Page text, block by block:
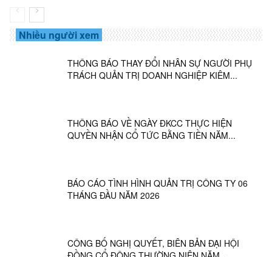
Nhiều người xem
THÔNG BÁO THAY ĐỔI NHÂN SỰ NGƯỜI PHỤ
TRÁCH QUẢN TRỊ DOANH NGHIỆP KIÊM...
THÔNG BÁO VỀ NGÀY ĐKCC THỰC HIỆN
QUYỀN NHẬN CỔ TỨC BẰNG TIỀN NĂM...
BÁO CÁO TÌNH HÌNH QUẢN TRỊ CÔNG TY 06
THÁNG ĐẦU NĂM 2026
CÔNG BỐ NGHỊ QUYẾT, BIÊN BẢN ĐẠI HỘI